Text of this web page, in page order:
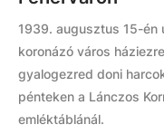
1939. augusztus 15-én
koronázó város
gyalogezred doni
pénteken a Lánczos
emléktáblánál.